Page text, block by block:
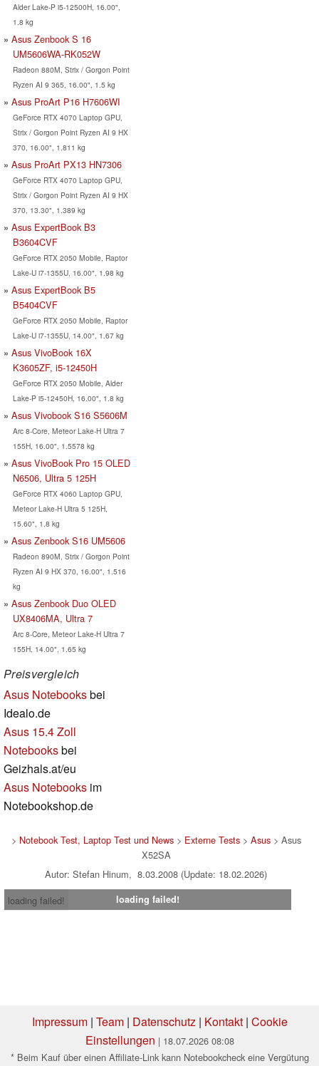
Alder Lake-P i5-12500H, 16.00",
1.8 kg
Asus Zenbook S 16
UM5606WA-RK052W
Radeon 880M, Strix / Gorgon Point
Ryzen AI 9 365, 16.00", 1.5 kg
Asus ProArt P16 H7606WI
GeForce RTX 4070 Laptop GPU,
Strix / Gorgon Point Ryzen AI 9 HX
370, 16.00", 1.811 kg
Asus ProArt PX13 HN7306
GeForce RTX 4070 Laptop GPU,
Strix / Gorgon Point Ryzen AI 9 HX
370, 13.30", 1.389 kg
Asus ExpertBook B3
B3604CVF
GeForce RTX 2050 Mobile, Raptor
Lake-U i7-1355U, 16.00", 1.98 kg
Asus ExpertBook B5
B5404CVF
GeForce RTX 2050 Mobile, Raptor
Lake-U i7-1355U, 14.00", 1.67 kg
Asus VivoBook 16X
K3605ZF, i5-12450H
GeForce RTX 2050 Mobile, Alder
Lake-P i5-12450H, 16.00", 1.8 kg
Asus Vivobook S16 S5606M
Arc 8-Core, Meteor Lake-H Ultra 7
155H, 16.00", 1.5578 kg
Asus VivoBook Pro 15 OLED
N6506, Ultra 5 125H
GeForce RTX 4060 Laptop GPU,
Meteor Lake-H Ultra 5 125H,
15.60", 1.8 kg
Asus Zenbook S16 UM5606
Radeon 890M, Strix / Gorgon Point
Ryzen AI 9 HX 370, 16.00", 1.516
kg
Asus Zenbook Duo OLED
UX8406MA, Ultra 7
Arc 8-Core, Meteor Lake-H Ultra 7
155H, 14.00", 1.65 kg
Preisvergleich
Asus Notebooksbei
Idealo.de
Asus 15.4 Zoll
Notebooksbei
Geizhals.at/eu
Asus Notebooks im
Notebookshop.de
> Notebook Test, Laptop Test und News> Externe Tests> Asus> Asus
X52SA
Autor: Stefan Hinum, 8.03.2008 (Update: 18.02.2026)
loading failed!
loading failed!
Impressum| Team| Datenschutz| Kontakt| Cookie
Einstellungen | 18.07.2026 08:08
* Beim Kauf über einen Affiliate-Link kann Notebookcheck eine Vergütung